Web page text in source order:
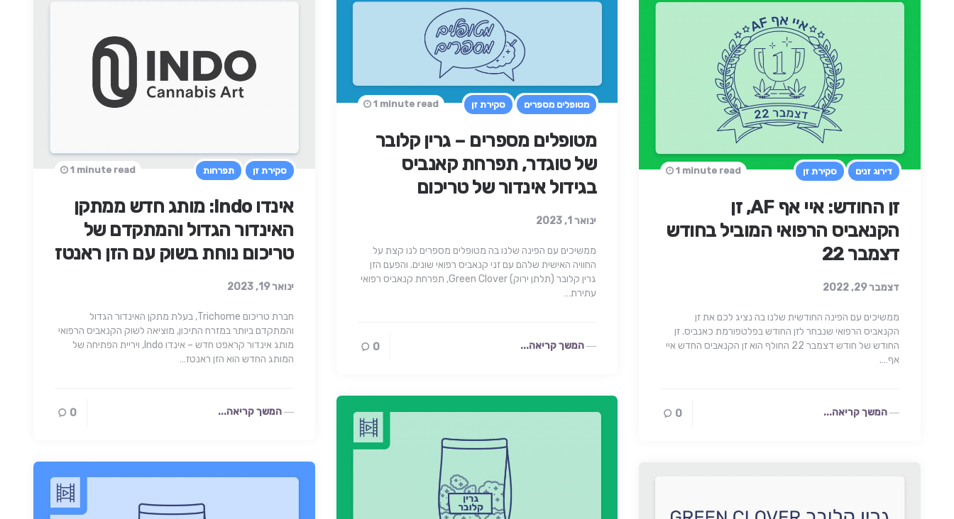
סקירת זן תפרחות
אינדו Indo: מותג חדש ממתקן
האינדור הגדול והמתקדם של
טריכום נוחת בשוק עם הזן ראנטז
ינואר 19, 2023
1 minute read
חברת טריכום Trichome, בעלת מתקן האינדור הגדול
והמתקדם ביותר במזרח התיכון, מוציאה לשוק הקנאביס הרפואי
מותג אינדור קראפט חדש – אינדו Indo, ויריית הפתיחה של
המותג החדש הוא הזן ראנטז…
המשך קריאה... 0
מטופלים מספרים סקירת זן
מטופלים מספרים – גרין קלובר
של טוגדר, תפרחת קאנביס
בגידול אינדור של טריכום
ינואר 1, 2023
1 minute read
ממשיכים עם הפינה שלנו בה מטופלים מספרים לנו קצת על
החוויה האישית שלהם עם זני קנאביס רפואי שונים. והפעם הזן
גרין קלובר (תלתן ירוק) Green Clover, תפרחת קנאביס רפואי
עתירת…
המשך קריאה... 0
דירוג זנים סקירת זן
זן החודש: איי אף AF, זן
הקנאביס הרפואי המוביל בחודש
דצמבר 22
דצמבר 29, 2022
1 minute read
ממשיכים עם הפינה החודשית שלנו בה נציג לכם את זן
הקנאביס הרפואי שנבחר לזן החודש בפלטפורמת כאנביס. זן
החודש של חודש דצמבר 22 החולף הוא זן הקנאביס החדש איי
אף….
המשך קריאה... 0